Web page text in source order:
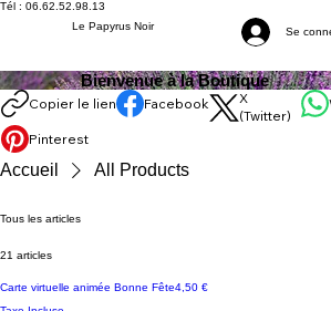
Le Papyrus Noir Se
Tél : 06.62.52.98.13
Bienvenue à la Boutique
Copier le lien Facebook
X
(Twitter)
Pinterest
Accueil All Products
Tous les articles
21 articles
Carte virtuelle animée Bonne FêtePrix
4,50 €